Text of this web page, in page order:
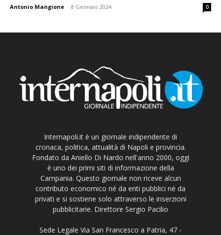
Antonio Mangione - 8 Gennaio 2024 0
Internapoli.it è un giornale indipendente di
cronaca, politica, attualità di Napoli e provincia.
Fondato da Aniello Di Nardo nell'anno 2000, oggi
è uno dei primi siti di informazione della
Campania. Questo giornale non riceve alcun
contributo economico né da enti pubblici né da
privati e si sostiene solo attraverso le inserzioni
pubblicitarie. Direttore Sergio Pacilio
Sede Legale Via San Francesco a Patria, 47 -